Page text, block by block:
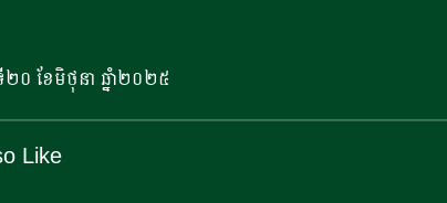
២០ ខែមិថុនា ឆ្នាំ២០២៥
Like